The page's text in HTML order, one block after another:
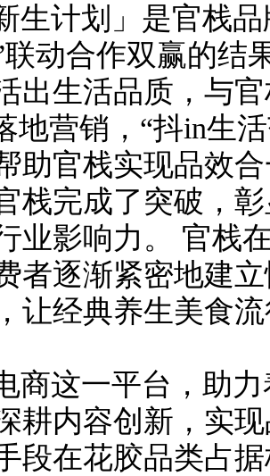
生计划」是官栈
动合作双赢的结
出生活品质，与
地营销，“抖in生
助官栈实现品效
栈完成了突破，
业影响力。 官栈
者逐渐紧密地建
让经典养生美食
商这一平台，助
耕内容创新，实
段在花胶品类占